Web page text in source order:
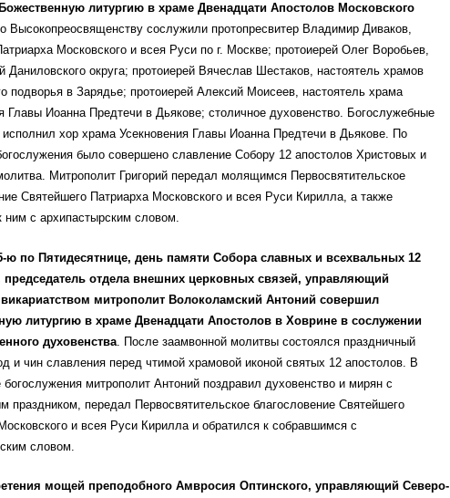
литургию в храме Двенадцати Апостолов Московского
Высокопреосвященству сослужили протопресвитер Владимир Диваков,
Московского и всея Руси по г. Москве; протоиерей Олег Воробьев,
Даниловского округа; протоиерей Вячеслав Шестаков, настоятель храмов
подворья в Зарядье; протоиерей Алексий Моисеев, настоятель храма
Главы Иоанна Предтечи в Дьякове; столичное духовенство. Богослужебные
исполнил хор храма Усекновения Главы Иоанна Предтечи в Дьякове. По
было совершено славление Собору 12 апостолов Христовых и
Митрополит Григорий передал молящимся Первосвятительское
Святейшего Патриарха Московского и всея Руси Кирилла, а также
ним с архипастырским словом.
ю по Пятидесятнице, день памяти Собора славных и всехвальных 12
председатель отдела внешних церковных связей, управляющий
митрополит Волоколамский Антоний совершил
литургию в храме Двенадцати Апостолов в Ховрине в сослужении
духовенства. После заамвонной молитвы состоялся праздничный
и чин славления перед чтимой храмовой иконой святых 12 апостолов. В
богослужения митрополит Антоний поздравил духовенство и мирян с
праздником, передал Первосвятительское благословение Святейшего
и всея Руси Кирилла и обратился к собравшимся с
словом.
мощей преподобного Амвросия Оптинского, управляющий Северо-